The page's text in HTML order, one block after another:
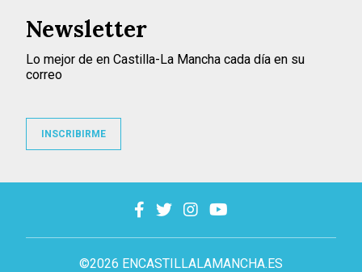
©2026 ENCASTILLALAMANCHA.ES
Newsletter
Lo mejor de en Castilla-La Mancha cada día en su
correo
INSCRIBIRME